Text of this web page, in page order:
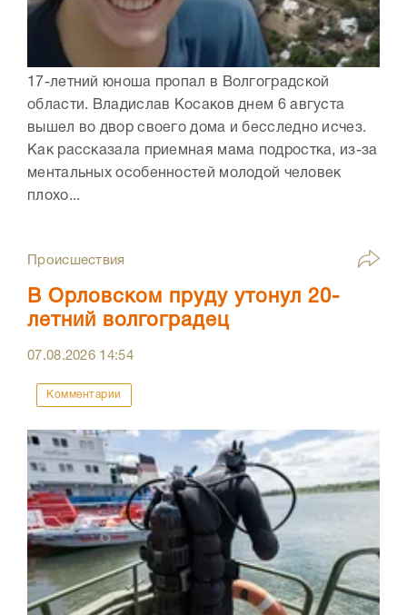
17-летний юноша пропал в Волгоградской
области. Владислав Косаков днем 6 августа
вышел во двор своего дома и бесследно исчез.
Как рассказала приемная мама подростка, из-за
ментальных особенностей молодой человек
плохо...
Происшествия
В Орловском пруду утонул 20-
летний волгоградец
07.08.2026 14:54
Комментарии